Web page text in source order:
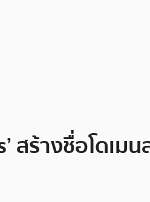
สร้างชื่อโดเ